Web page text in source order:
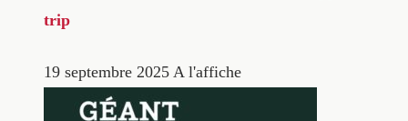
trip
19 septembre 2025 A l'affiche